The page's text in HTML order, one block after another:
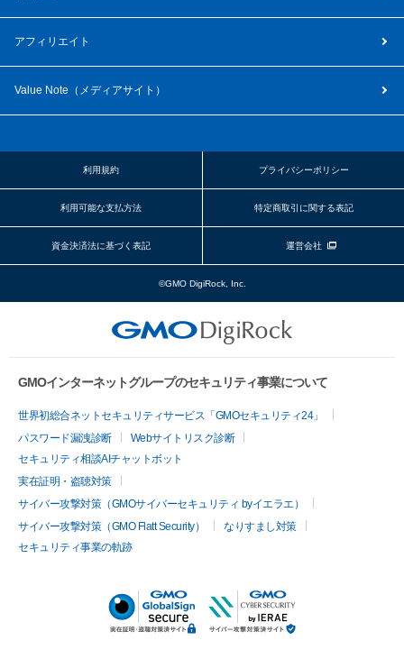
アフィリエイト
Value Note（ メディアサイト ）
利用規約 プライバシーポリシー
利用可能な支払方法 特定商取引に関する表記
資金決済法に基づく表記 運営会社
©GMO DigiRock, Inc.
GMOインターネットグループのセキュリティ事業について
世界初総合ネットセキュリティサービス「GMOセキュリティ24」
パスワード漏洩診断
Webサイトリスク診断
セキュリティ相談AIチャットボット
実在証明・盗聴対策
サイバー攻撃対策（GMOサイバーセキュリティ byイエラエ）
サイバー攻撃対策（GMO Flatt Security）
なりすまし対策
セキュリティ事業の軌跡